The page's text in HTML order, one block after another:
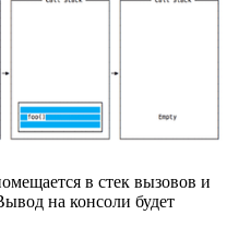
в стек вызовов и
на консоли будет